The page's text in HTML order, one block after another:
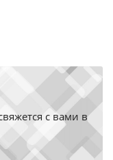
с вами в